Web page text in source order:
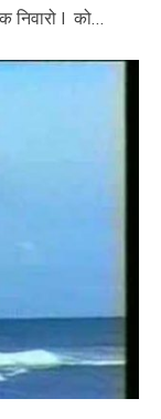
निवारो I को…